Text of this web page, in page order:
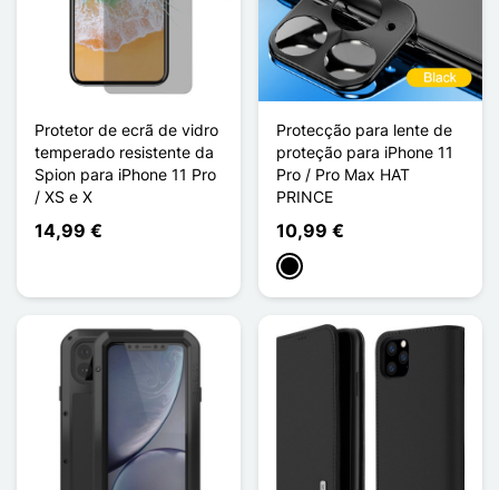
Protetor de ecrã de vidro
temperado resistente da
Spion para iPhone 11 Pro
/ XS e X
14,99 €
Protecção para lente de
proteção para iPhone 11
Pro / Pro Max HAT
PRINCE
10,99 €
Preto